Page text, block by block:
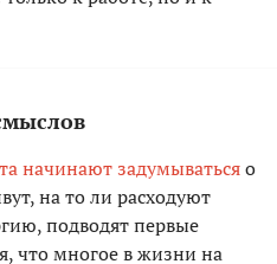
начинают задумыватьсяо
на то ли расходуют
подводят первые
что многое в жизни на